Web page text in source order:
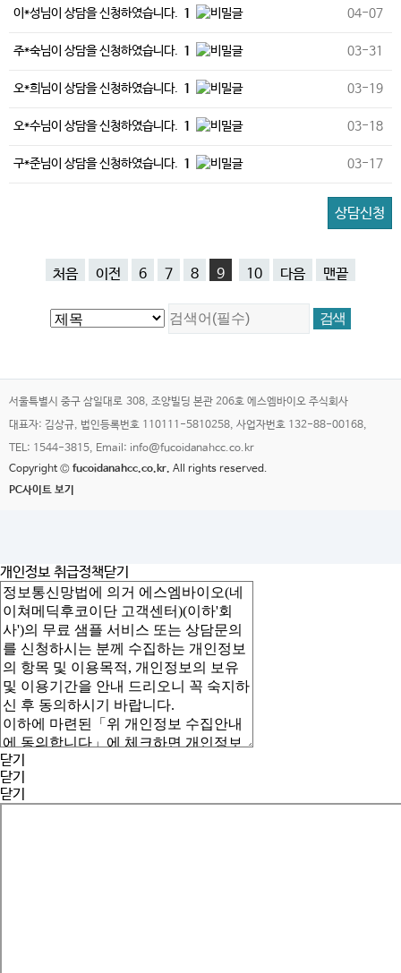
이*성님이 상담을 신청하였습니다. 1 04-07
주*숙님이 상담을 신청하였습니다. 1 03-31
오*희님이 상담을 신청하였습니다. 1 03-19
오*수님이 상담을 신청하였습니다. 1 03-18
구*준님이 상담을 신청하였습니다. 1 03-17
상담신청
처음 이전 6 7 8 9 10 다음 맨끝
서울특별시 중구 삼일대로 308, 조양빌딩 본관 206호 에스엠바이오 주식회사
대표자: 김상규, 법인등록번호 110111-5810258, 사업자번호 132-88-00168,
TEL: 1544-3815, Email: info@fucoidanahcc.co.kr
Copyright © fucoidanahcc.co.kr. All rights reserved.
PC사이트 보기
개인정보 취급정책닫기
닫기
닫기
닫기